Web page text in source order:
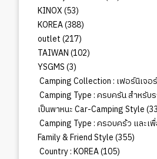
KINOX 5353
สินค้า
KOREA 388388
สินค้า
outlet 217217
สินค้า
TAIWAN 102102
YSGMS 33
สินค้า
Camping Collection : เฟอร์นิเจอร์
Camping Type : ครบครัน สำหรับ
เป็นพาหนะ Car-Camping Style
Camping Type : ครอบคร้ว และเ
Family & Friend Style 355355
Country : KOREA 105105